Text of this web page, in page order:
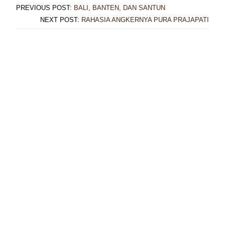
PREVIOUS POST: BALI, BANTEN, DAN SANTUN
NEXT POST: RAHASIA ANGKERNYA PURA PRAJAPATI